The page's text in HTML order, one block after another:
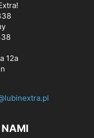
12a